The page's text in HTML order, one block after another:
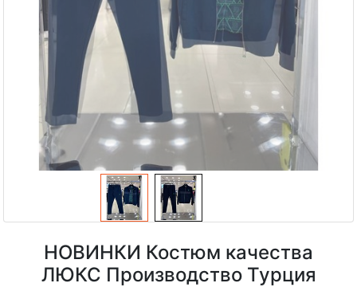
НОВИНКИ Костюм качества
ЛЮКС Производство Турция